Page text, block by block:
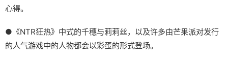
心得。
●《NTR狂热》中式的千穗与莉莉丝，以及许多由芒果派对发行
的人气游戏中的人物都会以彩蛋的形式登场。